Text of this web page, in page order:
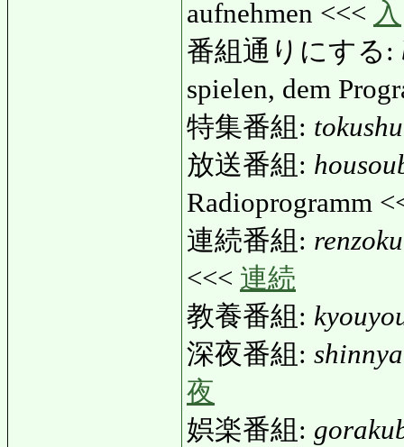
aufnehmen <<< 入
番組通りにする:
spielen, dem
特集番組:
放送番組:
Radioprogramm
連続番組:
<<< 連続
教養番組:
深夜番組:
夜
娯楽番組: